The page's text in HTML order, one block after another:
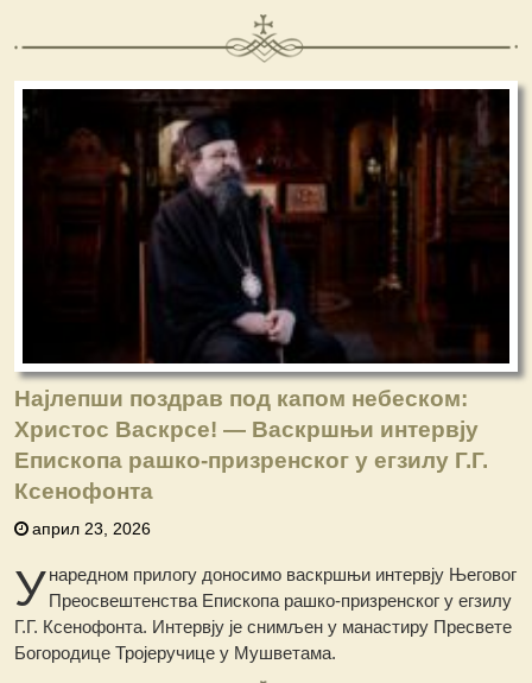
Најлепши поздрав под капом небеском:
Христос Васкрсе! — Васкршњи интервју
Епископа рашко-призренског у егзилу Г.Г.
Ксенофонта
април 23, 2026
Унаредном прилогу доносимо васкршњи интервју Његовог
Преосвештенства Епископа рашко-призренског у егзилу
Г.Г. Ксенофонта. Интервју је снимљен у манастиру Пресвете
Богородице Тројеручице у Мушветама.